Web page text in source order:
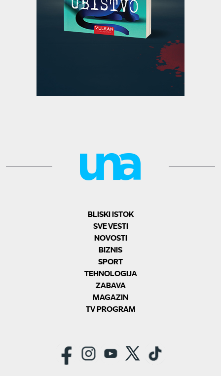
BLISKI ISTOK
SVE VESTI
NOVOSTI
BIZNIS
SPORT
TEHNOLOGIJA
ZABAVA
MAGAZIN
TV PROGRAM